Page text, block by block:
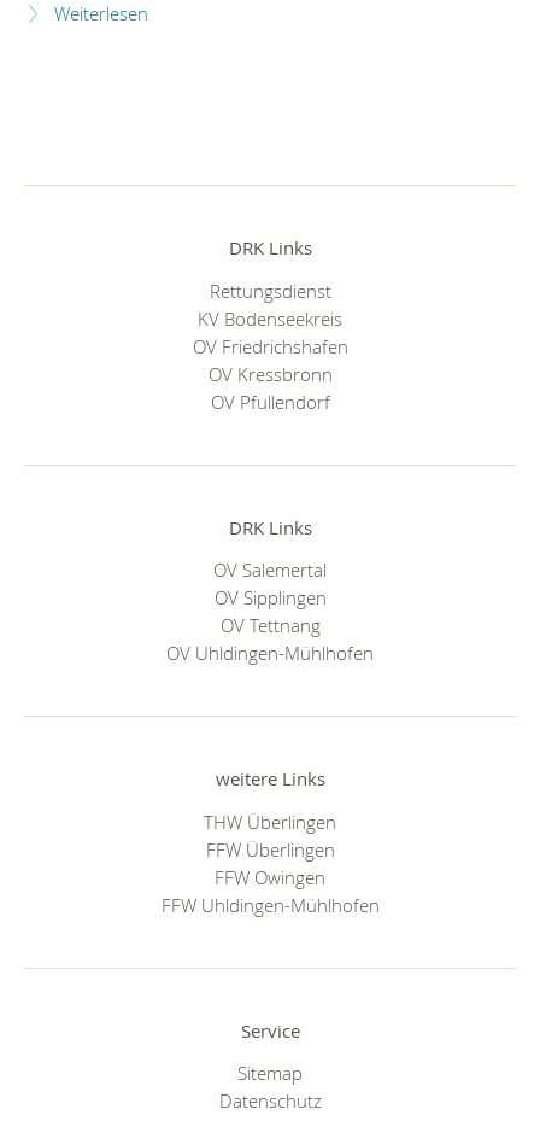
Weiterlesen
DRK Links
Rettungsdienst
KV Bodenseekreis
OV Friedrichshafen
OV Kressbronn
OV Pfullendorf
DRK Links
OV Salemertal
OV Sipplingen
OV Tettnang
OV Uhldingen-Mühlhofen
weitere Links
THW Überlingen
FFW Überlingen
FFW Owingen
FFW Uhldingen-Mühlhofen
Service
Sitemap
Datenschutz